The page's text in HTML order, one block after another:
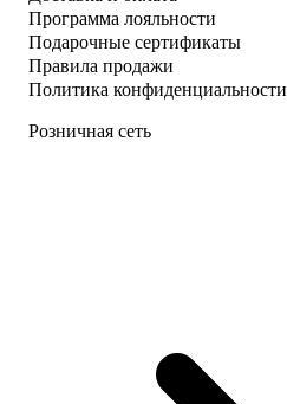
Программа лояльности
Подарочные сертификаты
Правила продажи
Политика конфиденциальности
Розничная сеть